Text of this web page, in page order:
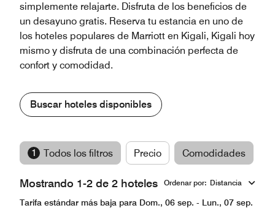
simplemente relajarte. Disfruta de los beneficios de
un desayuno gratis. Reserva tu estancia en uno de
los hoteles populares de Marriott en Kigali, Kigali hoy
mismo y disfruta de una combinación perfecta de
confort y comodidad.
Buscar hoteles disponibles
1 Todos los filtros Precio Comodidades
Mostrando 1-2 de 2 hoteles Ordenar por: Distancia
Tarifa estándar más baja para Dom., 06 sep. - Lun., 07 sep.